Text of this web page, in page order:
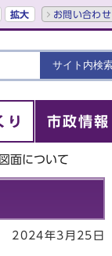
拡大 お問い合わせ
り 市政情報
面について
2024年3月25日